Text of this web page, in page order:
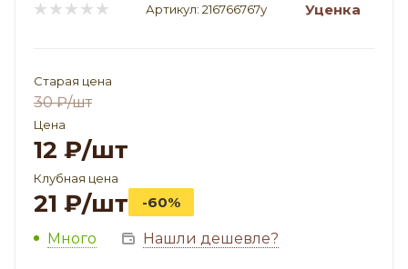
Артикул: 216766767у Уценка
Старая цена
30₽/шт
Цена
12 ₽/шт
Клубная цена
21 ₽/шт -60%
Много Нашли дешевле?